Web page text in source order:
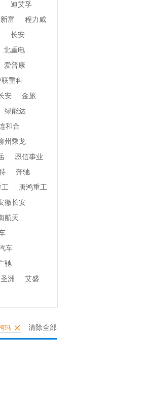
迪艾孚
富
程力威
长安
北重电
爱普康
联重科
安
金旅
绿能达
和合
州乘龙
恩信事业
奔驰
工
唐鸿重工
徽长安
航天
车
驰
圣洲
艾盛
玛 清除全部